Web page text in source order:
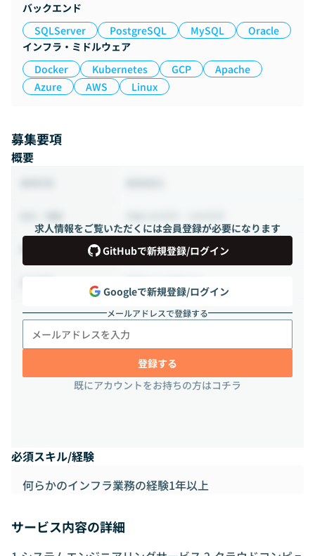
バックエンド
SQLServer
PostgreSQL MySQL
Oracle
インフラ・ミドルウェア
Docker
Kubernetes GCP
Apache
Azure
AWS Linux
募集要項
概要
求人情報をご覧いただくには会員登録が必要になります
GitHubで新規登録/ログイン
Googleで新規登録/ログイン
メールアドレスで登録する
登録する
既にアカウントをお持ちの方はコチラ
140時間 ~ 200時間（週35 ~ 50時間）
必須スキル/経験
何らかのインフラ業務の経験1年以上
サービス内容の詳細